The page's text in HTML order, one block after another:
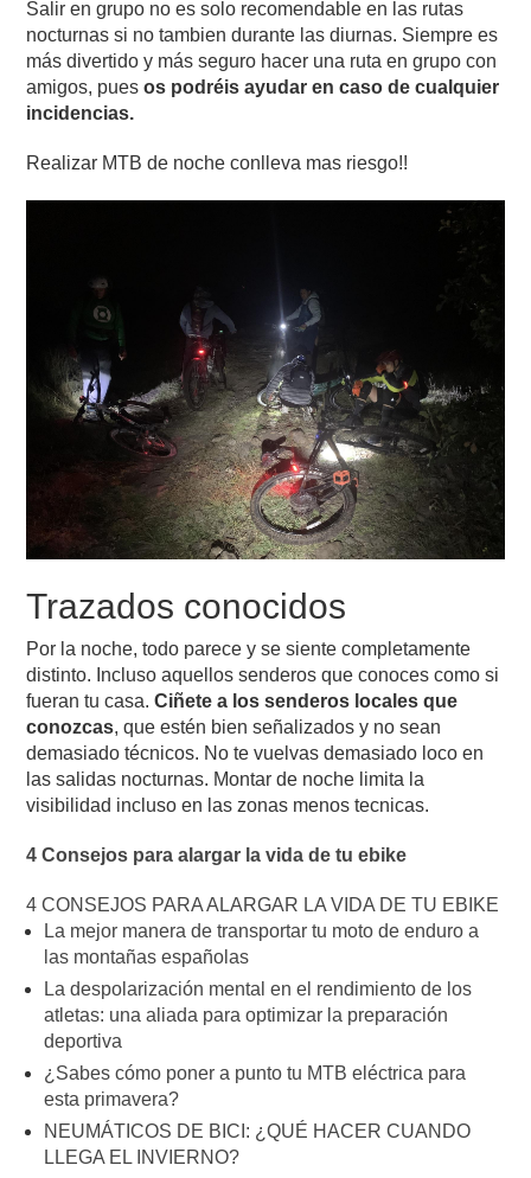
Salir en grupo no es solo recomendable en las rutas
nocturnas si no tambien durante las diurnas. Siempre es
más divertido y más seguro hacer una ruta en grupo con
amigos, puesos podréis ayudar en caso de cualquier
incidencias.
Realizar MTB de noche conlleva mas riesgo!!
Trazados conocidos
Por la noche, todo parece y se siente completamente
distinto. Incluso aquellos senderos que conoces como si
fueran tu casa.Ciñete a los senderos locales que
conozcas, que estén bien señalizados y no sean
demasiado técnicos. No te vuelvas demasiado loco en
las salidas nocturnas. Montar de noche limita la
visibilidad incluso en las zonas menos tecnicas.
4 Consejos para alargar la vida de tu ebike
4 CONSEJOS PARA ALARGAR LA VIDA DE TU EBIKE
La mejor manera de transportar tu moto de enduro a
las montañas españolas
La despolarización mental en el rendimiento de los
atletas: una aliada para optimizar la preparación
deportiva
¿Sabes cómo poner a punto tu MTB eléctrica para
esta primavera?
NEUMÁTICOS DE BICI: ¿QUÉ HACER CUANDO
LLEGA EL INVIERNO?